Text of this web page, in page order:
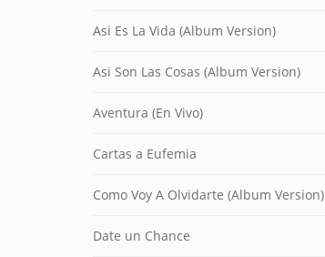
Asi Es La Vida (Album Version)
Asi Son Las Cosas (Album Version)
Aventura (En Vivo)
Cartas a Eufemia
Como Voy A Olvidarte (Album Version)
Date un Chance